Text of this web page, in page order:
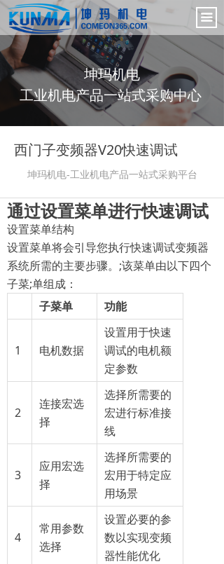
끀
首页
电气控制柜
新闻中心
产品展示
公司介绍
联系我们
坤玛机电
工业机电产品一站式采购中心
西门子变频器V20快速调试
通过设置菜单进行快速调试
设置菜单结构
设置菜单将会引导您执行快速调试变频器
系统所需的主要步骤。;该菜单由以下四个
子菜;单组成：
子菜单
功能
1 电机数据
设置用于快速
调试的电机额
定参数
2
连接宏选
择
选择所需要的
宏进行标准接
线
3
应用宏选
择
选择所需要的
宏用于特定应
用场景
4
常用参数
选择
设置必要的参
数以实现变频
器性能优化
坤玛机电-工业机电产品一站式采购平台